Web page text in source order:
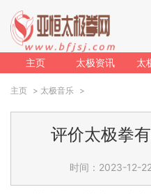
主页 太极资讯 太
主页 > 太极音乐 >
评价太极拳
时间：2023-12-